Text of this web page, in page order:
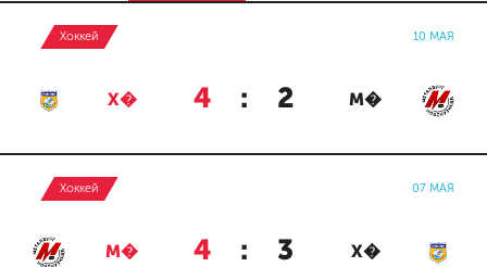
Хоккей 10 МАЯ
Х� 4 : 2 М�
Хоккей 07 МАЯ
М� 4 : 3 Х�